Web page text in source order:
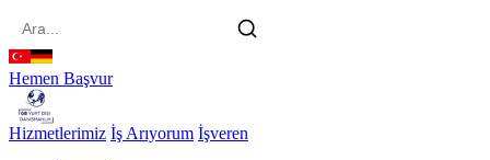
content
Hemen Başvur
Hizmetlerimiz İş Arıyorum İşveren